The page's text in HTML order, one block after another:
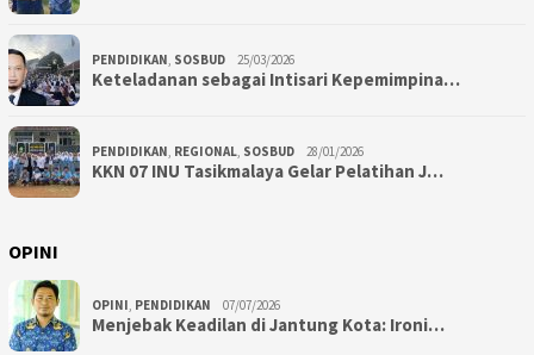
PENDIDIKAN SOSBUD 25/03/2026
Keteladanan sebagai Intisari Kepemimpina…
PENDIDIKAN REGIONAL SOSBUD 28/01/2026
KKN 07 INU Tasikmalaya Gelar Pelatihan J…
OPINI
OPINI PENDIDIKAN 07/07/2026
Menjebak Keadilan di Jantung Kota: Ironi…